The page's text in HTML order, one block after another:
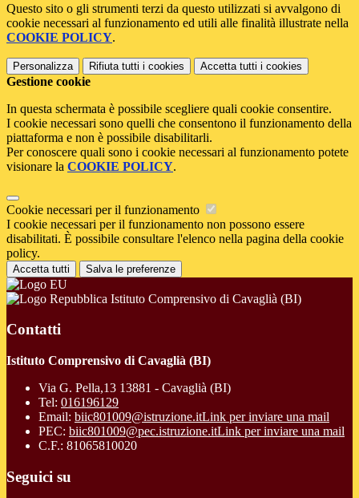
Questo sito o gli strumenti terzi da questo utilizzati si avvalgono di
cookie necessari al funzionamento ed utili alle finalità illustrate nella
COOKIE POLICY.
Personalizza Rifiuta tutti i cookies Accetta tutti i cookies
Gestione cookie
In questa schermata è possibile scegliere quali cookie consentire.
I cookie necessari sono quelli che consentono il funzionamento della
piattaforma e non è possibile disabilitarli.
Per conoscere quali sono i cookie necessari al funzionamento potete
visionare la COOKIE POLICY.
Cookie necessari per il funzionamento
I cookie necessari per il funzionamento non possono essere
disabilitati. È possibile consultare l'elenco nella pagina della cookie
policy.
Accetta tutti Salva le preferenze
Istituto Comprensivo di Cavaglià (BI)
Contatti
Istituto Comprensivo di Cavaglià (BI)
Via G. Pella,13 13881 - Cavaglià (BI)
Tel: 016196129
Email: biic801009@istruzione.itLink per inviare una mail
PEC: biic801009@pec.istruzione.itLink per inviare una mail
C.F.: 81065810020
Seguici su